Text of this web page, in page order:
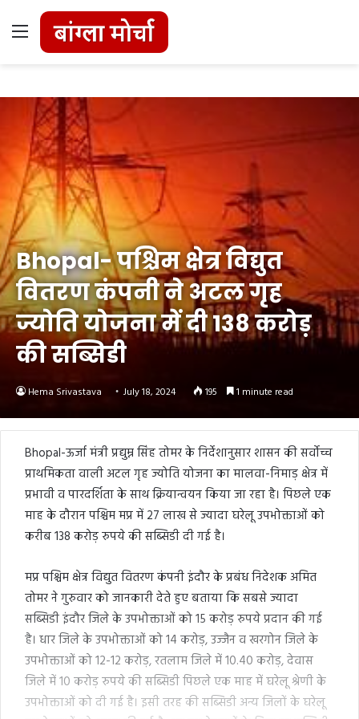
Menu
Bhopal- पश्चिम क्षेत्र विद्युत
वितरण कंपनी ने अटल गृह
ज्योति योजना में दी 138 करोड़
की सब्सिडी
Hema Srivastava July 18, 2024 195 1 minute read
Bhopal-ऊर्जा मंत्री प्रद्युम्न सिंह तोमर के निर्देशानुसार शासन की सर्वोच्च
प्राथमिकता वाली अटल गृह ज्योति योजना का मालवा-निमाड़ क्षेत्र में
प्रभावी व पारदर्शिता के साथ क्रियान्वयन किया जा रहा है। पिछले एक
माह के दौरान पश्चिम मप्र में 27 लाख से ज्यादा घरेलू उपभोक्ताओं को
करीब 138 करोड़ रुपये की सब्सिडी दी गई है।
मप्र पश्चिम क्षेत्र विद्युत वितरण कंपनी इंदौर के प्रबंध निदेशक अमित
तोमर ने गुरुवार को जानकारी देते हुए बताया कि सबसे ज्यादा
सब्सिडी इंदौर जिले के उपभोक्ताओं को 15 करोड़ रुपये प्रदान की गई
है। धार जिले के उपभोक्ताओं को 14 करोड़, उज्जैन व खरगोन जिले के
उपभोक्ताओं को 12-12 करोड़, रतलाम जिले में 10.40 करोड़, देवास
जिले में 10 करोड़ रुपये की सब्सिडी पिछले एक माह में घरेलू श्रेणी के
उपभोक्ताओं को दी गई है। इसी तरह की सब्सिडी अन्य जिलों के घरेलू